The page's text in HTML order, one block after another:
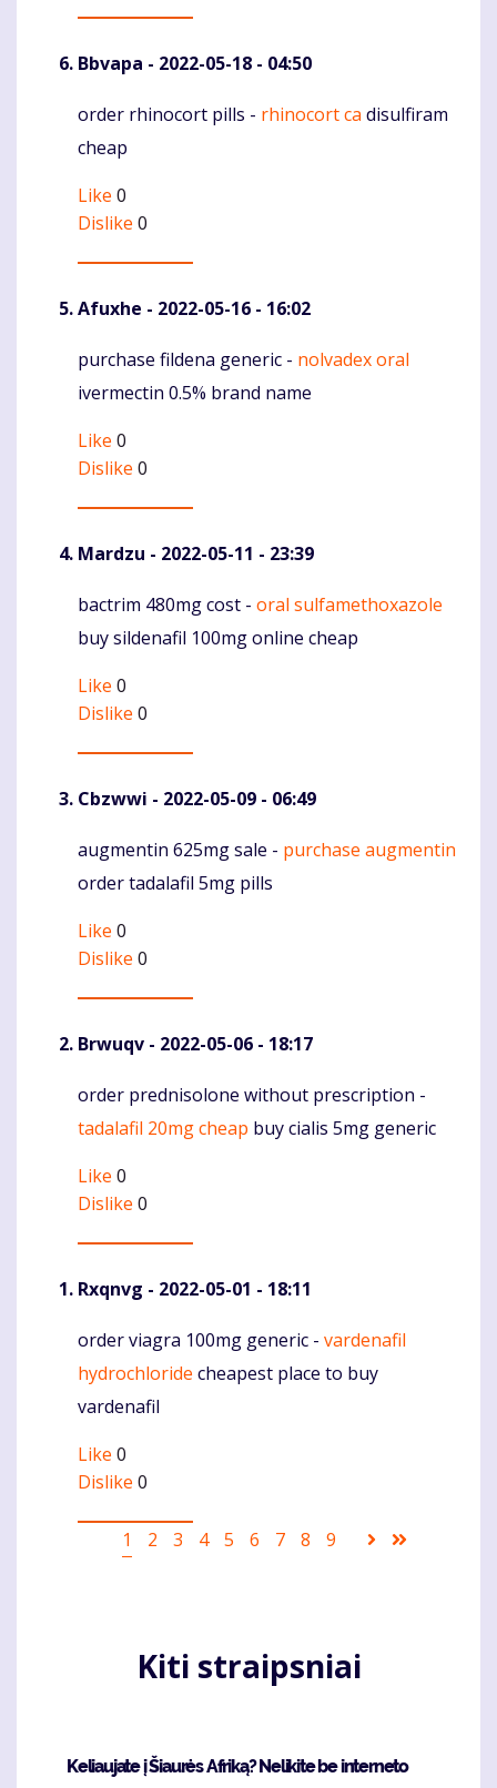
Bbvapa - 2022-05-18 - 04:50
Komentaras
order rhinocort pills - rhinocort ca disulfiram
cheap
Like 0
Dislike 0
Afuxhe - 2022-05-16 - 16:02
Komentaras
purchase fildena generic - nolvadex oral
ivermectin 0.5% brand name
Like 0
Dislike 0
Mardzu - 2022-05-11 - 23:39
Komentaras
bactrim 480mg cost - oral sulfamethoxazole
buy sildenafil 100mg online cheap
Like 0
Dislike 0
Cbzwwi - 2022-05-09 - 06:49
Komentaras
augmentin 625mg sale - purchase augmentin
order tadalafil 5mg pills
Like 0
Dislike 0
Brwuqv - 2022-05-06 - 18:17
Komentaras
order prednisolone without prescription -
tadalafil 20mg cheap buy cialis 5mg generic
Like 0
Dislike 0
Rxqnvg - 2022-05-01 - 18:11
Komentaras
order viagra 100mg generic - vardenafil
hydrochloride cheapest place to buy
vardenafil
Like 0
Dislike 0
Pagination
Current
1 Puslapis
2 Puslapis
3 Puslapis
4 Puslapis
5 Puslapis
6 Puslapis
7 Puslapis
8 Puslapis
9
Sekantis
Kiti straipsniai
Keliaujate į Šiaurės Afriką? Nelikite be interneto